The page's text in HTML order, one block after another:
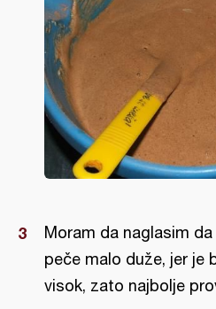
Moram da naglasim
peče malo duže, jer je
visok, zato najbolje